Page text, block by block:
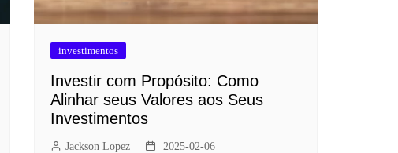
investimentos
Investir com Propósito: Como
Alinhar seus Valores aos Seus
Investimentos
Jackson Lopez 2025-02-06